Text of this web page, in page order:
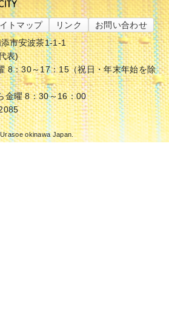
トマップ リンク
お問い合わせ
市安波茶1-1-1
表)
8：30～17：15（祝日・年末年始を除
金曜 8：30～16：00
okinawa Japan.